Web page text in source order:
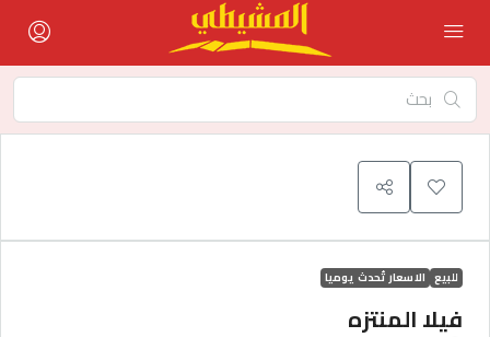
للبيع الاسعار تُحدث يوميا
فيلا المنتزه